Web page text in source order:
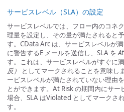
サービスレベル（SLA）の設定
サービスレベルでは、フロー内のコネ
理量を設定し、その量が満たされると
す。CData Arc は、サービスレベルが
に警告するE メールを送信し、SLA を
す。これは、サービスレベルがすぐに
反）
としてマークされることを意味し
ービスレベルが満たされていない理由
とができます。At Risk の期間内にサ
場合、SLA はViolated としてマークさ
す。